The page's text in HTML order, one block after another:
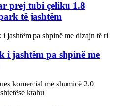
prej tubi çeliku 1.8
të jashtëm
i jashtëm pa shpinë me